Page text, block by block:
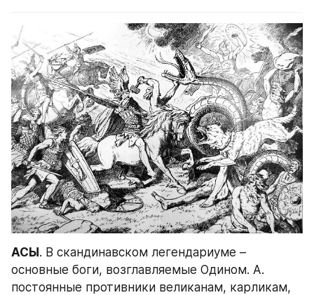
АСЫ. В скандинавском легендариуме –
основные боги, возглавляемые Одином. А.
постоянные противники великанам, карликам,